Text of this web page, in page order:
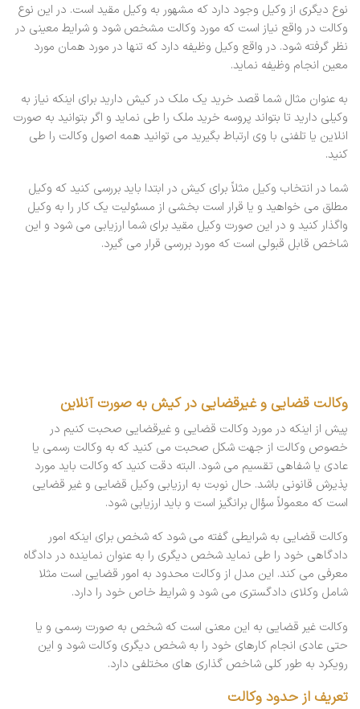
نوع دیگری از وکیل وجود دارد که مشهور به وکیل مقید است. در این نوع
وکالت در واقع نیاز است که مورد وکالت مشخص شود و شرایط معینی در
نظر گرفته شود. در واقع وکیل وظیفه دارد که تنها در مورد همان مورد
معین انجام وظیفه نماید.
به عنوان مثال شما قصد خرید یک ملک در کیش دارید برای اینکه نیاز به
وکیلی دارید تا بتواند پروسه خرید ملک را طی نماید و اگر بتوانید به صورت
انلاین یا تلفنی با وی ارتباط بگیرید می توانید همه اصول وکالت را طی
کنید.
شما در انتخاب وکیل مثلاً برای کیش در ابتدا باید بررسی کنید که وکیل
مطلق می خواهید و یا قرار است بخشی از مسئولیت یک کار را به وکیل
واگذار کنید و در این صورت وکیل مقید برای شما ارزیابی می شود و این
شاخص قابل قبولی است که مورد بررسی قرار می گیرد.
وکالت قضایی و غیرقضایی در کیش به صورت آنلاین
پیش از اینکه در مورد وکالت قضایی و غیرقضایی صحبت کنیم در
خصوص وکالت از جهت شکل صحبت می کنید که به وکالت رسمی یا
عادی یا شفاهی تقسیم می شود. البته دقت کنید که وکالت باید مورد
پذیرش قانونی باشد. حال نوبت به ارزیابی وکیل قضایی و غیر قضایی
است که معمولاً سؤال برانگیز است و باید ارزیابی شود.
وکالت قضایی به شرایطی گفته می شود که شخص برای اینکه امور
دادگاهی خود را طی نماید شخص دیگری را به عنوان نماینده در دادگاه
معرفی می کند. این مدل از وکالت محدود به امور قضایی است مثلا
شامل وکلای دادگستری می شود و شرایط خاص خود را دارد.
وکالت غیر قضایی به این معنی است که شخص به صورت رسمی و یا
حتی عادی انجام کارهای خود را به شخص دیگری وکالت شود و این
رویکرد به طور کلی شاخص گذاری های مختلفی دارد.
تعریف از حدود وکالت